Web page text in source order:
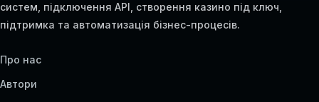
систем, підключення API, створення казино під ключ,
підтримка та автоматизація бізнес-процесів.
Про нас
Автори